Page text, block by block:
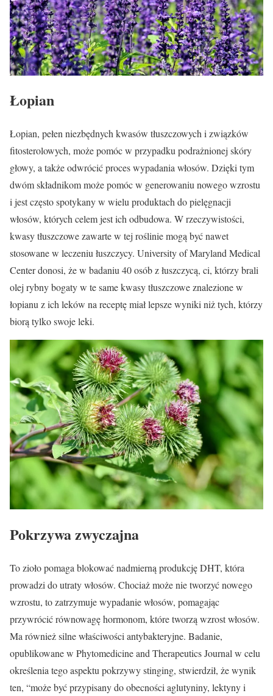
Łopian
Łopian, pełen niezbędnych kwasów tłuszczowych i związków
fitosterolowych, może pomóc w przypadku podrażnionej skóry
głowy, a także odwrócić proces wypadania włosów. Dzięki tym
dwóm składnikom może pomóc w generowaniu nowego wzrostu
i jest często spotykany w wielu produktach do pielęgnacji
włosów, których celem jest ich odbudowa. W rzeczywistości,
kwasy tłuszczowe zawarte w tej roślinie mogą być nawet
stosowane w leczeniu łuszczycy. University of Maryland Medical
Center donosi, że w badaniu 40 osób z łuszczycą, ci, którzy brali
olej rybny bogaty w te same kwasy tłuszczowe znalezione w
łopianu z ich leków na receptę miał lepsze wyniki niż tych, którzy
biorą tylko swoje leki.
Pokrzywa zwyczajna
To zioło pomaga blokować nadmierną produkcję DHT, która
prowadzi do utraty włosów. Chociaż może nie tworzyć nowego
wzrostu, to zatrzymuje wypadanie włosów, pomagając
przywrócić równowagę hormonom, które tworzą wzrost włosów.
Ma również silne właściwości antybakteryjne. Badanie,
opublikowane w Phytomedicine and Therapeutics Journal w celu
określenia tego aspektu pokrzywy stinging, stwierdził, że wynik
ten, “może być przypisany do obecności aglutyniny, lektyny i